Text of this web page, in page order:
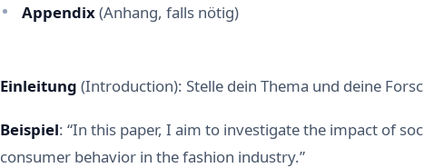
Appendix(Anhang, falls nötig)
Einleitung (Introduction): Stelle dein Thema und deine
Beispiel: “In this paper, I aim to investigate the impact of
consumer behavior in the fashion industry.”